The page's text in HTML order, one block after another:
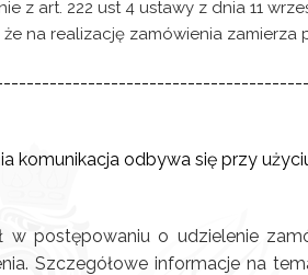
z art. 222 ust 4 ustawy z dnia 11
że na realizację zamówienia
komunikacja odbywa się przy
w postępowaniu o udzielenie
Szczegółowe informacje na